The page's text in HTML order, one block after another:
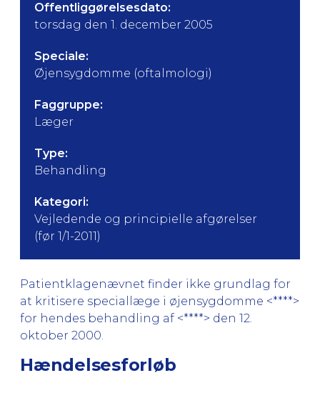
Offentliggørelsesdato:
torsdag den 1. december 2005
Speciale:
Øjensygdomme (oftalmologi)
Faggruppe:
Læger
Type:
Behandling
Kategori:
Vejledende og principielle afgørelser
(før 1/1-2011)
Patientklagenævnet finder ikke grundlag for
at kritisere speciallæge i øjensygdomme <****>
for hendes behandling af <****> den 12.
oktober 2000.
Hændelsesforløb